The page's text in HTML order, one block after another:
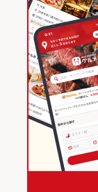
お子様連れ お子様
ウェディン
グパーティ
ー二次会
－
お祝い・サ
プライズ対
可
可
テラス
金沢市その他のグル